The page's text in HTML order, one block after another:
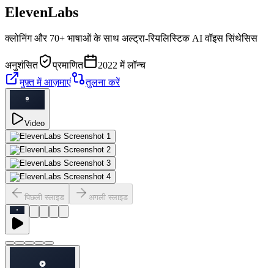
ElevenLabs
क्लोनिंग और 70+ भाषाओं के साथ अल्ट्रा-रियलिस्टिक AI वॉइस सिंथेसिस
अनुशंसित प्रमाणित
2022 में लॉन्च
मुफ़्त में आज़माएं
तुलना करें
Video
पिछली स्लाइड अगली स्लाइड